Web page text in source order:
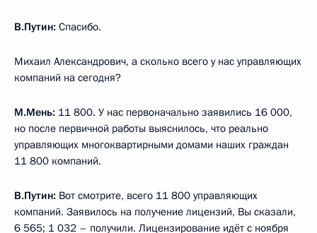
В.Путин: Спасибо.
Михаил Александрович, а сколько всего у нас управляющих
компаний на сегодня?
М.Мень: 11 800. У нас первоначально заявились 16 000,
но после первичной работы выяснилось, что реально
управляющих многоквартирными домами наших граждан
11 800 компаний.
В.Путин: Вот смотрите, всего 11 800 управляющих
компаний. Заявилось на получение лицензий, Вы сказали,
6 565; 1 032 – получили. Лицензирование идёт с ноября